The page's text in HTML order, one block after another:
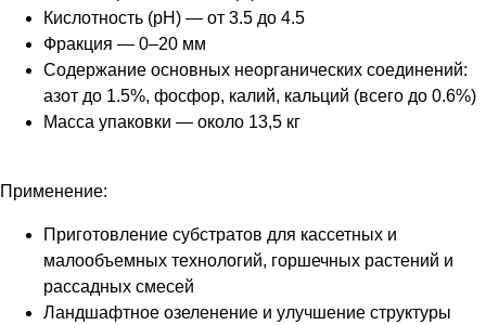
Кислотность (pH) — от 3.5 до 4.5
Фракция — 0–20 мм
Содержание основных неорганических соединений:
азот до 1.5%, фосфор, калий, кальций (всего до 0.6%)
Масса упаковки — около 13,5 кг
Применение:
Приготовление субстратов для кассетных и
малообъемных технологий, горшечных растений и
рассадных смесей
Ландшафтное озеленение и улучшение структуры